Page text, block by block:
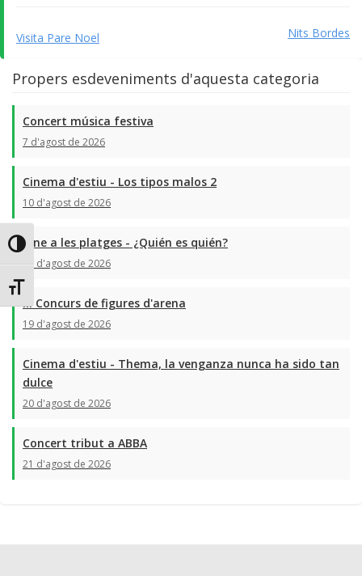
Toggle High Contrast
Toggle Font size
Visita Pare Noel Nits Bordes
Propers esdeveniments d'aquesta categoria
Concert música festiva
7 d'agost de 2026
Cinema d'estiu - Los tipos malos 2
10 d'agost de 2026
Cine a les platges - ¿Quién es quién?
13 d'agost de 2026
III Concurs de figures d'arena
19 d'agost de 2026
Cinema d'estiu - Thema, la venganza nunca ha sido tan
dulce
20 d'agost de 2026
Concert tribut a ABBA
21 d'agost de 2026